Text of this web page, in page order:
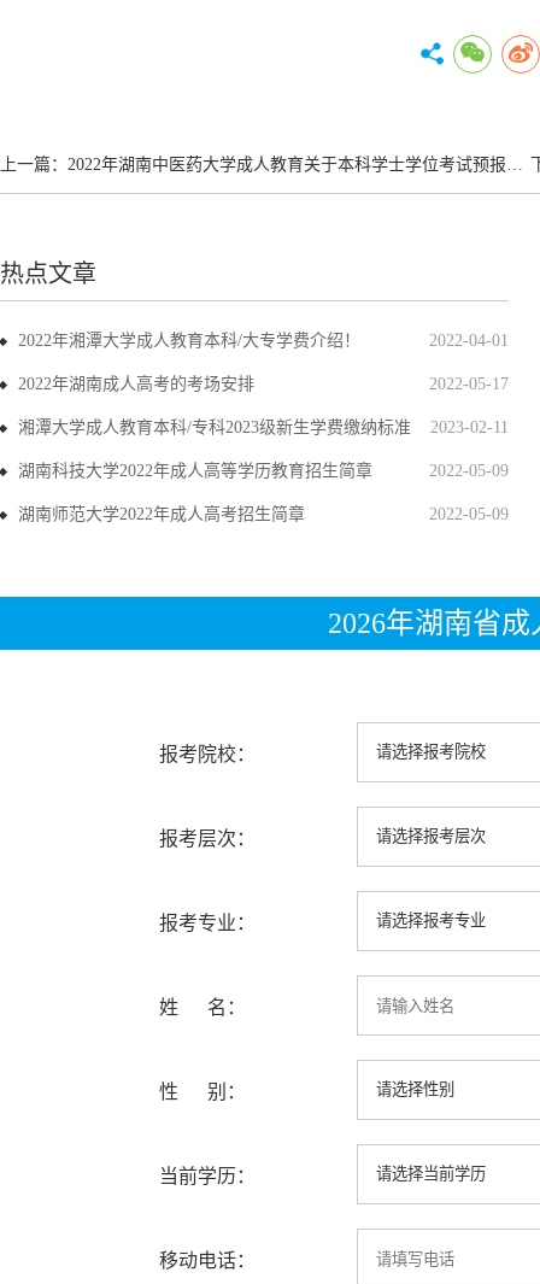
上一篇： 2022年湖南中医药大学成人教育关于本科学士学位考试预报名通知！
热点文章
2022-04-01
2022年湘潭大学成人教育本科/大专学费介绍！
2022-05-17
2022年湖南成人高考的考场安排
2023-02-11
湘潭大学成人教育本科/专科2023级新生学费缴纳标准
2022-05-09
湖南科技大学2022年成人高等学历教育招生简章
2022-05-09
湖南师范大学2022年成人高考招生简章
2026年湖南省
报考院校：
报考层次：
报考专业：
姓 名：
性 别：
当前学历：
移动电话：